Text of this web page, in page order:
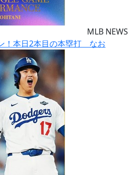
MLB NEWS
！本日2本目の本塁打 なお